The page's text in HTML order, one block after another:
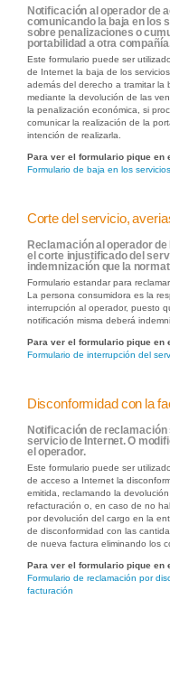
Notificación al operador de
comunicando la baja en los
sobre penalizaciones o
portabilidad a otra
Este formulario puede ser
de Internet la baja de los
además del derecho a tramitar la
mediante la devolución de las
la penalización económica, si
comunicar la realización de la
intención de realizarla.
Para ver el formulario pique en
Formulario de baja en los servicios
Corte del servicio,
Reclamación al operador
el corte injustificado del
indemnización que la
Formulario estandar para
La persona consumidora es la
interrupción al operador, puesto
notificación misma deberá
Para ver el formulario pique en
Formulario de interrupción del
Disconformidad con la
Notificación de reclamación
servicio de Internet. O
el operador.
Este formulario puede ser
de acceso a Internet la
emitida, reclamando la
refacturación o, en caso de no
por devolución del cargo en la
de disconformidad con las
de nueva factura eliminando los
Para ver el formulario pique en
Formulario de reclamación por
facturación